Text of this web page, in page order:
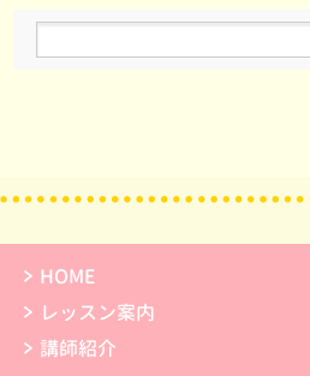
HOME
レッスン案内
講師紹介